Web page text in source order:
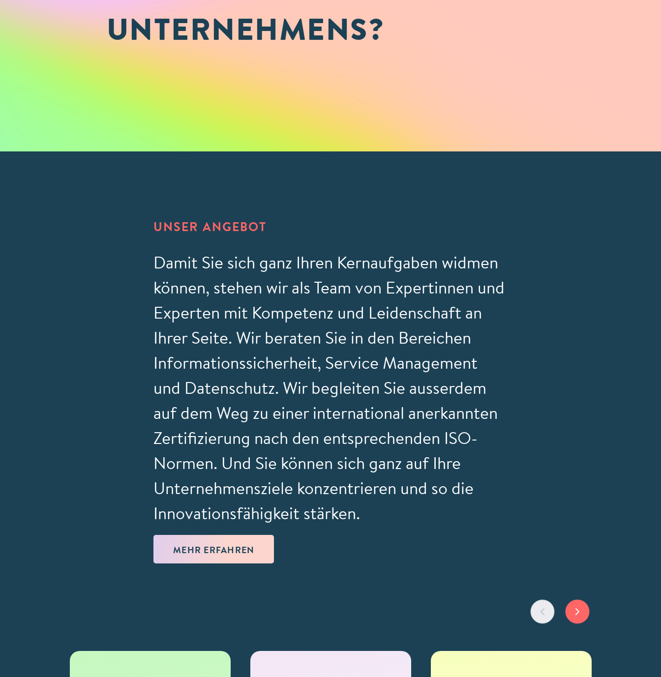
UNTERNEHMENS?
UNSER ANGEBOT
Damit Sie sich ganz Ihren Kernaufgaben widmen
können, stehen wir als Team von Expertinnen und
Experten mit Kompetenz und Leidenschaft an
Ihrer Seite. Wir beraten Sie in den Bereichen
Informationssicherheit, Service Management
und Datenschutz. Wir begleiten Sie ausserdem
auf dem Weg zu einer international anerkannten
Zertifizierung nach den entsprechenden ISO-
Normen. Und Sie können sich ganz auf Ihre
Unternehmensziele konzentrieren und so die
Innovationsfähigkeit stärken.
MEHR ERFAHREN
zurück weiter